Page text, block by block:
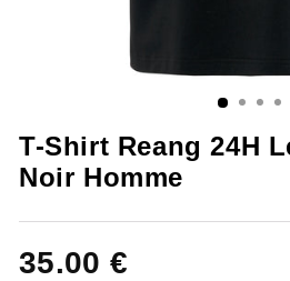
T-Shirt Reang 24H
Noir Homme
35.00 €